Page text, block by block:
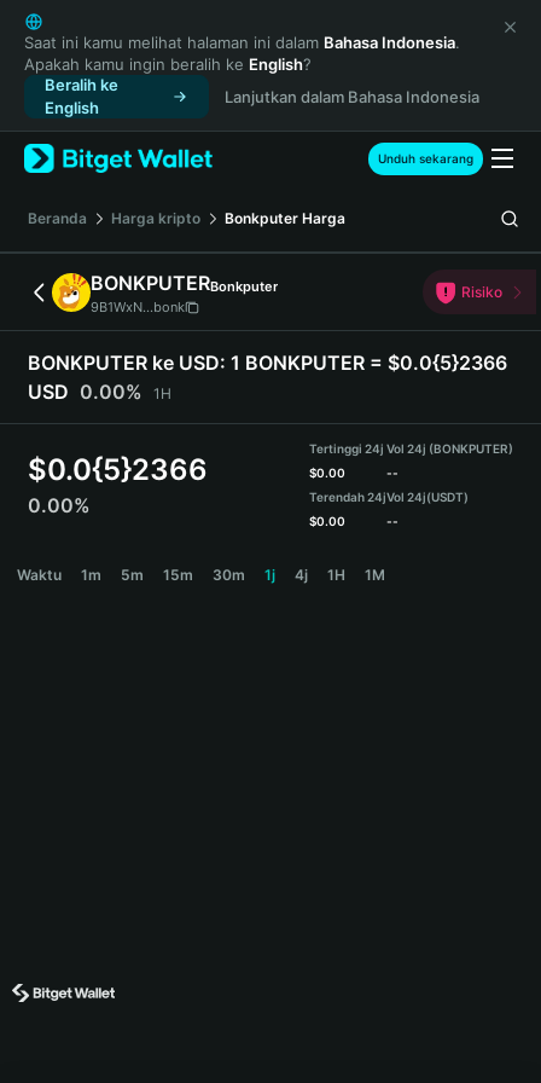
English
日本語
Tiếng Việt
Русский
Español (Latinoamérica)
Türkçe
Français
Deutsch
简体中文
繁體中文
Português (Portugal)
Bahasa Indonesia
ภาษาไทย
हिन्दी
Español
Português (Brasil)
Saat ini kamu melihat halaman ini dalam Bahasa Indonesia.
Apakah kamu ingin beralih ke English?
Beralih ke
English
Lanjutkan dalam Bahasa Indonesia
Unduh sekarang
Beranda Harga kripto Bonkputer Harga
BONKPUTERBonkputer
9B1WxN...bonk
Risiko
BONKPUTER ke USD: 1 BONKPUTER = $0.0{5}2366
USD 0.00% 1H
$0.0{5}2366
0.00%
Tertinggi 24j
$0.00
Terendah 24j
$0.00
Vol 24j (BONKPUTER)
--
Vol 24j(USDT)
--
Waktu 1m 5m 15m 30m 1j 4j 1H 1M